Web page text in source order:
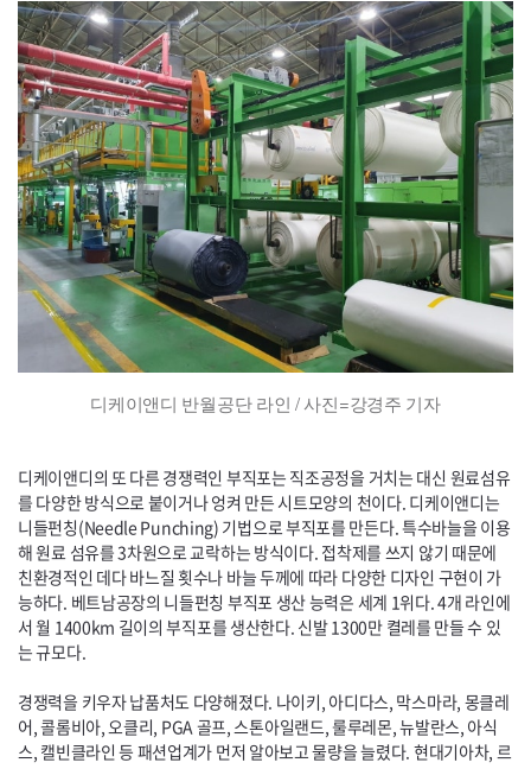
디케이앤디 반월공단 라인 / 사진=강경주 기자
디케이앤디의 또 다른 경쟁력인 부직포는 직조공정을 거치는 대신 원료섬유
를 다양한 방식으로 붙이거나 엉켜 만든 시트모양의 천이다. 디케이앤디는
니들펀칭(NeedlePunching) 기법으로 부직포를 만든다. 특수바늘을 이용
해 원료 섬유를 3차원으로 교락하는 방식이다. 접착제를 쓰지 않기 때문에
친환경적인 데다 바느질 횟수나 바늘 두께에 따라 다양한 디자인 구현이 가
능하다. 베트남공장의 니들펀칭 부직포 생산 능력은 세계 1위다. 4개 라인에
서 월 1400km 길이의 부직포를 생산한다. 신발 1300만 켤레를 만들 수 있
는 규모다.
경쟁력을 키우자 납품처도 다양해졌다. 나이키, 아디다스, 막스마라, 몽클레
어, 콜롬비아, 오클리, PGA 골프, 스톤아일랜드, 룰루레몬, 뉴발란스, 아식
스, 캘빈클라인 등 패션업계가 먼저 알아보고 물량을 늘렸다. 현대기아차, 르